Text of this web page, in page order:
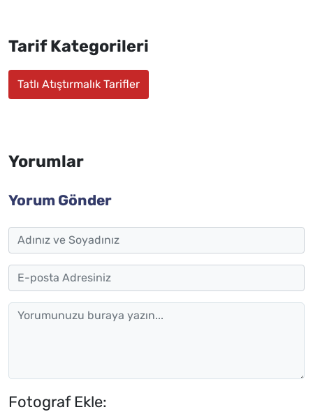
Tarif Kategorileri
Tatlı Atıştırmalık Tarifler
Yorumlar
Yorum Gönder
Fotograf Ekle: